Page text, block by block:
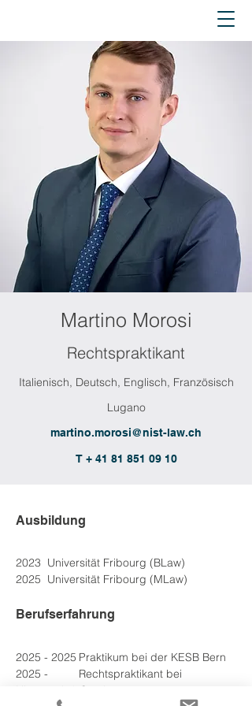
Martino Morosi
Rechtspraktikant
Italienisch, Deutsch, Englisch, Französisch
Lugano
martino.morosi@nist-law.ch
T + 41 81 851 09 10
Ausbildung
2023	Universität Fribourg (BLaw)
2025	Universität Fribourg (MLaw)
Berufserfahrung
2025 - 2025	Praktikum bei der KESB Bern
2025 -
Nievergelt & Stoehr